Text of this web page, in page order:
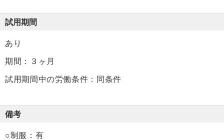
試用期間
あり
期間：３ヶ月
試用期間中の労働条件：同条件
備考
○制服：有